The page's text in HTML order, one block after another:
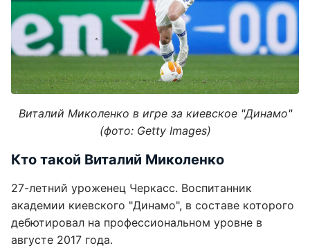
Виталий Миколенко в игре за киевское "Динамо"
(фото: Getty Images)
Кто такой Виталий Миколенко
27-летний уроженец Черкасс. Воспитанник
академии киевского "Динамо", в составе которого
дебютировал на профессиональном уровне в
августе 2017 года.